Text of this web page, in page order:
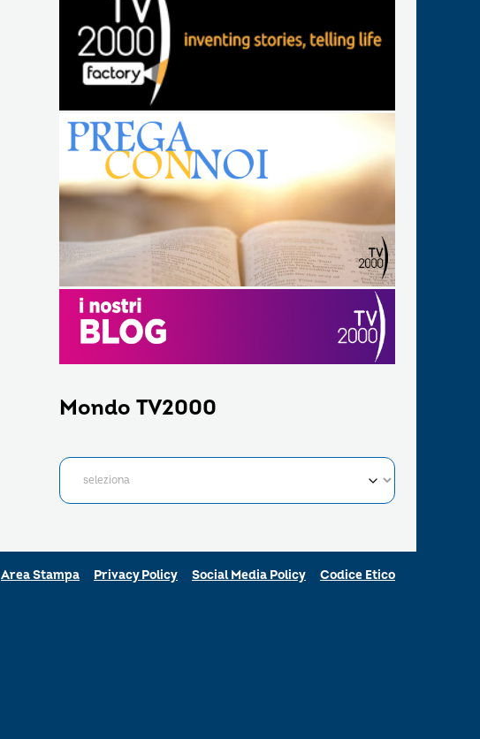
Mondo TV2000
Area Stampa Privacy Policy Social Media Policy Codice Etico